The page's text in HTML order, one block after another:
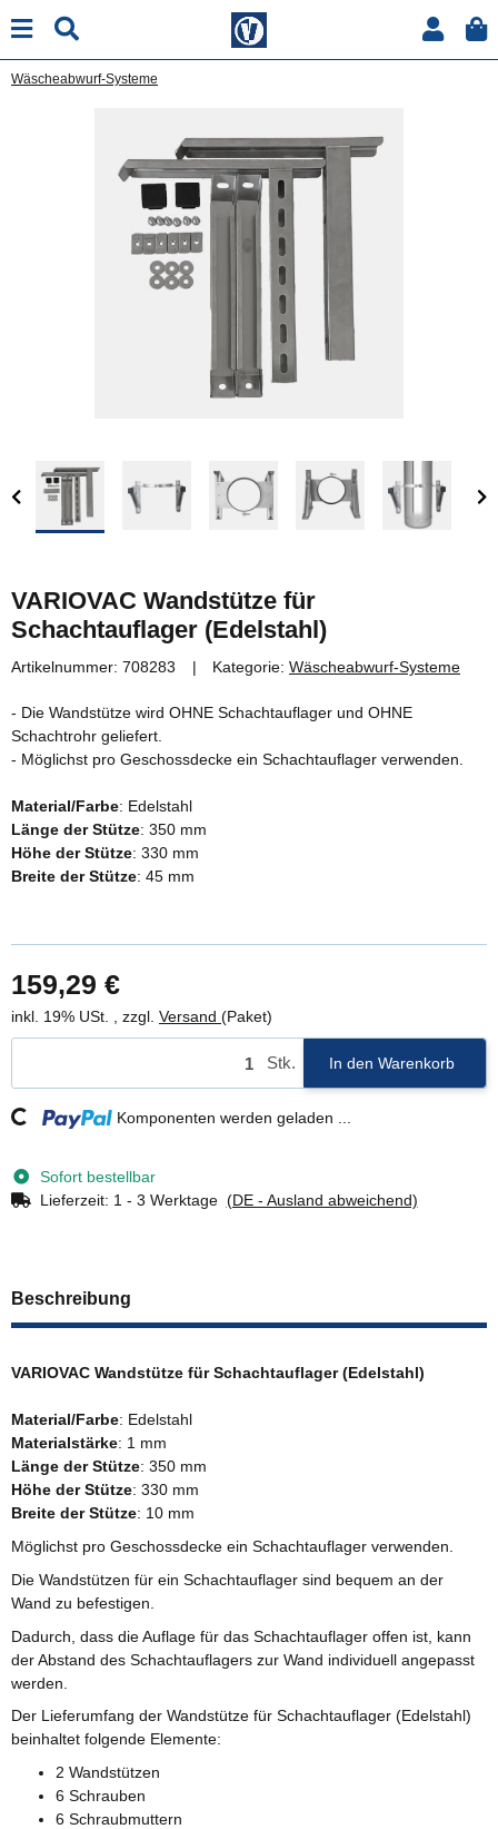
Wäscheabwurf-Systeme
VARIOVAC Wandstütze für
Schachtauflager (Edelstahl)
Artikelnummer: 708283 Kategorie: Wäscheabwurf-Systeme
- Die Wandstütze wird OHNE Schachtauflager und OHNE
Schachtrohr geliefert.
- Möglichst pro Geschossdecke ein Schachtauflager verwenden.
Material/Farbe: Edelstahl
Länge der Stütze: 350 mm
Höhe der Stütze: 330 mm
Breite der Stütze: 45 mm
159,29 €
inkl. 19% USt. , zzgl. Versand (Paket)
Stk. In den Warenkorb
Loading... Komponenten werden geladen ...
Sofort bestellbar
Lieferzeit: 1 - 3 Werktage (DE - Ausland abweichend)
Beschreibung
VARIOVAC Wandstütze für Schachtauflager (Edelstahl)
Material/Farbe: Edelstahl
Materialstärke: 1 mm
Länge der Stütze: 350 mm
Höhe der Stütze: 330 mm
Breite der Stütze: 10 mm
Möglichst pro Geschossdecke ein Schachtauflager verwenden.
Die Wandstützen für ein Schachtauflager sind bequem an der
Wand zu befestigen.
Dadurch, dass die Auflage für das Schachtauflager offen ist, kann
der Abstand des Schachtauflagers zur Wand individuell angepasst
werden.
Der Lieferumfang der Wandstütze für Schachtauflager (Edelstahl)
beinhaltet folgende Elemente:
2 Wandstützen
6 Schrauben
6 Schraubmuttern